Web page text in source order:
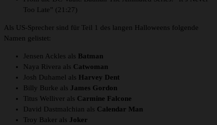
Too Late” (21:27)
Als US-Sprecher sind für Teil 1 des langen Halloweens folgende
Namen gelistet:
Jensen Ackles als Batman
Naya Rivera als Catwoman
Josh Duhamel als Harvey Dent
Billy Burke als James Gordon
Titus Welliver als Carmine Falcone
David Dastmalchian als Calendar Man
Troy Baker als Joker